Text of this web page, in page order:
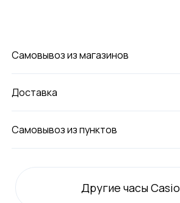
Самовывоз из магазинов
Доставка
Самовывоз из пунктов
Другие часы Casio